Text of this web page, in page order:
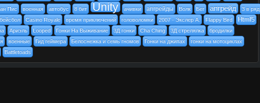
Пис военная автобус 8 бит Unity ачивки апгрейды Волк Бег апгрейд
3 в ряд
бейсбол Casino Royale время приключений головоломки 2007 - Экслер А. Flappy Bird Html5
Ариэль Looped Гонки На Выживание 3Д гонки Cha Ching 3Д стрелялка
бродилки
военные Гид геймера Белоснежка и семь гномов Гонки на джипах
гонки на мотоциклах
Battletoads